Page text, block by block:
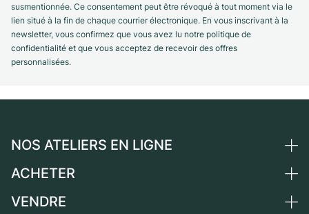
susmentionnée. Ce consentement peut être révoqué à tout moment via le
lien situé à la fin de chaque courrier électronique. En vous inscrivant à la
newsletter, vous confirmez que vous avez lu notre politique de
confidentialité et que vous acceptez de recevoir des offres
personnalisées.
NOS ATELIERS EN LIGNE
Allemagne
ACHETER
Toutes les montres de luxe
VENDRE